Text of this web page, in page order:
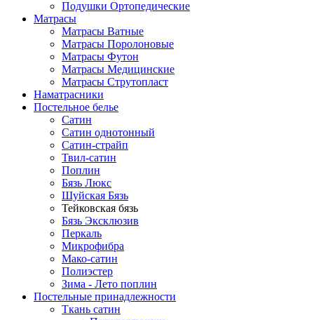
Подушки Ортопедические
Матрасы
Матрасы Ватные
Матрасы Поролоновые
Матрасы Футон
Матрасы Медицинские
Матрасы Струтопласт
Наматрасники
Постельное белье
Сатин
Сатин однотонный
Сатин-страйп
Твил-сатин
Поплин
Бязь Люкс
Шуйская Бязь
Тейковская бязь
Бязь Эксклюзив
Перкаль
Микрофибра
Мако-сатин
Полиэстер
Зима - Лето поплин
Постельные принадлежности
Ткань сатин